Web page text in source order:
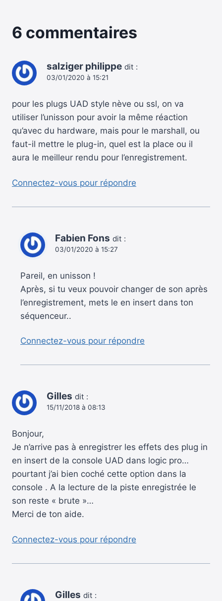
6 commentaires
salziger philippe dit :
03/01/2020 à 15:21
pour les plugs UAD style nève ou ssl, on va
utiliser l’unisson pour avoir la même réaction
qu’avec du hardware, mais pour le marshall, ou
faut-il mettre le plug-in, quel est la place ou il
aura le meilleur rendu pour l’enregistrement.
Connectez-vous pour répondre
Fabien Fons dit :
03/01/2020 à 15:27
Pareil, en unisson !
Après, si tu veux pouvoir changer de son après
l’enregistrement, mets le en insert dans ton
séquenceur..
Connectez-vous pour répondre
Gilles dit :
15/11/2018 à 08:13
Bonjour,
Je n’arrive pas à enregistrer les effets des plug in
en insert de la console UAD dans logic pro…
pourtant j’ai bien coché cette option dans la
console . A la lecture de la piste enregistrée le
son reste « brute »…
Merci de ton aide.
Connectez-vous pour répondre
Gilles dit :